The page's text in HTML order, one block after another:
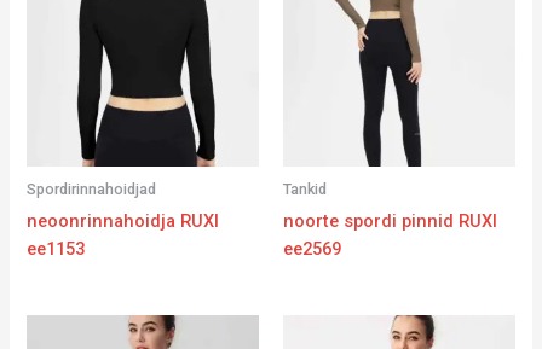
Spordirinnahoidjad
neoonrinnahoidja RUXI
ee1153
Tankid
noorte spordi pinnid RUXI
ee2569